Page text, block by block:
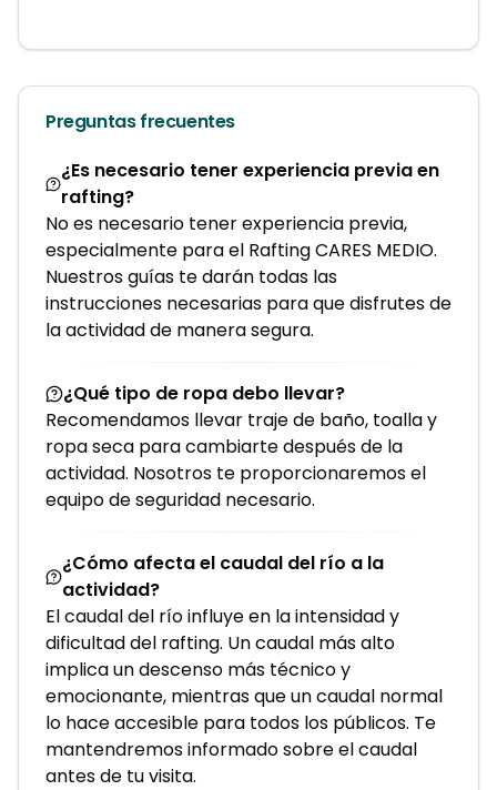
Preguntas frecuentes
¿Es necesario tener experiencia previa en
rafting?
No es necesario tener experiencia previa,
especialmente para el Rafting CARES MEDIO.
Nuestros guías te darán todas las
instrucciones necesarias para que disfrutes de
la actividad de manera segura.
¿Qué tipo de ropa debo llevar?
Recomendamos llevar traje de baño, toalla y
ropa seca para cambiarte después de la
actividad. Nosotros te proporcionaremos el
equipo de seguridad necesario.
¿Cómo afecta el caudal del río a la
actividad?
El caudal del río influye en la intensidad y
dificultad del rafting. Un caudal más alto
implica un descenso más técnico y
emocionante, mientras que un caudal normal
lo hace accesible para todos los públicos. Te
mantendremos informado sobre el caudal
antes de tu visita.